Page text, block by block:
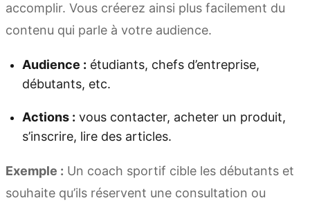
accomplir. Vous créerez ainsi plus facilement du
contenu qui parle à votre audience.
Audience : étudiants, chefs d’entreprise,
débutants, etc.
Actions : vous contacter, acheter un produit,
s’inscrire, lire des articles.
Exemple : Un coach sportif cible les débutants et
souhaite qu’ils réservent une consultation ou